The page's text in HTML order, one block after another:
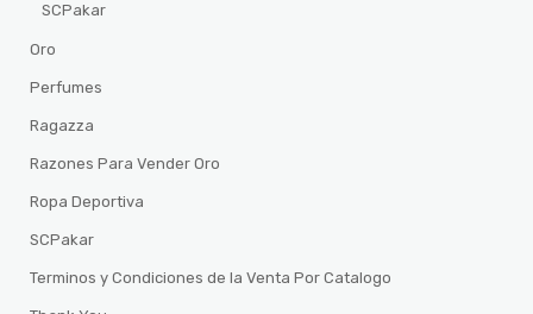
SCPakar
Oro
Perfumes
Ragazza
Razones Para Vender Oro
Ropa Deportiva
SCPakar
Terminos y Condiciones de la Venta Por Catalogo